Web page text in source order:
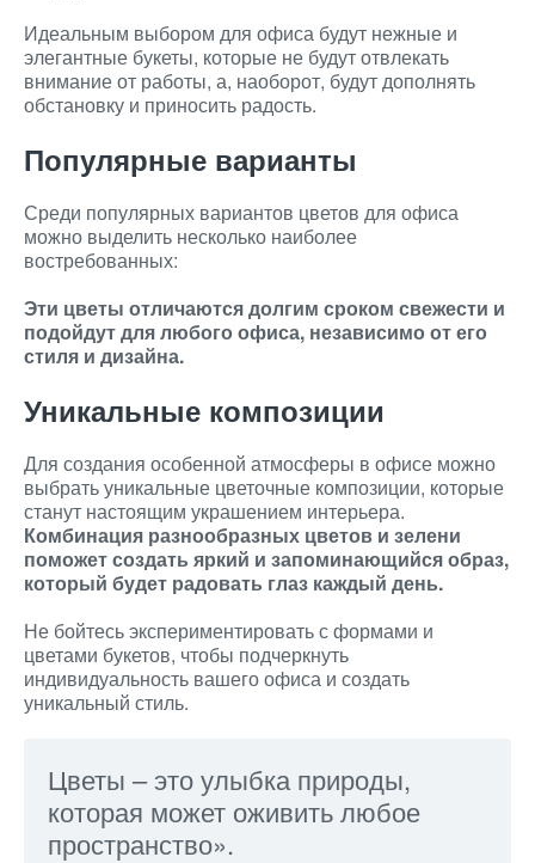
Идеальным выбором для офиса будут нежные и
элегантные букеты, которые не будут отвлекать
внимание от работы, а, наоборот, будут дополнять
обстановку и приносить радость.
Популярные варианты
Среди популярных вариантов цветов для офиса
можно выделить несколько наиболее
востребованных:
Эти цветы отличаются долгим сроком свежести и
подойдут для любого офиса, независимо от его
стиля и дизайна.
Уникальные композиции
Для создания особенной атмосферы в офисе можно
выбрать уникальные цветочные композиции, которые
станут настоящим украшением интерьера.
Комбинация разнообразных цветов и зелени
поможет создать яркий и запоминающийся образ,
который будет радовать глаз каждый день.
Не бойтесь экспериментировать с формами и
цветами букетов, чтобы подчеркнуть
индивидуальность вашего офиса и создать
уникальный стиль.
Цветы – это улыбка природы,
которая может оживить любое
пространство».